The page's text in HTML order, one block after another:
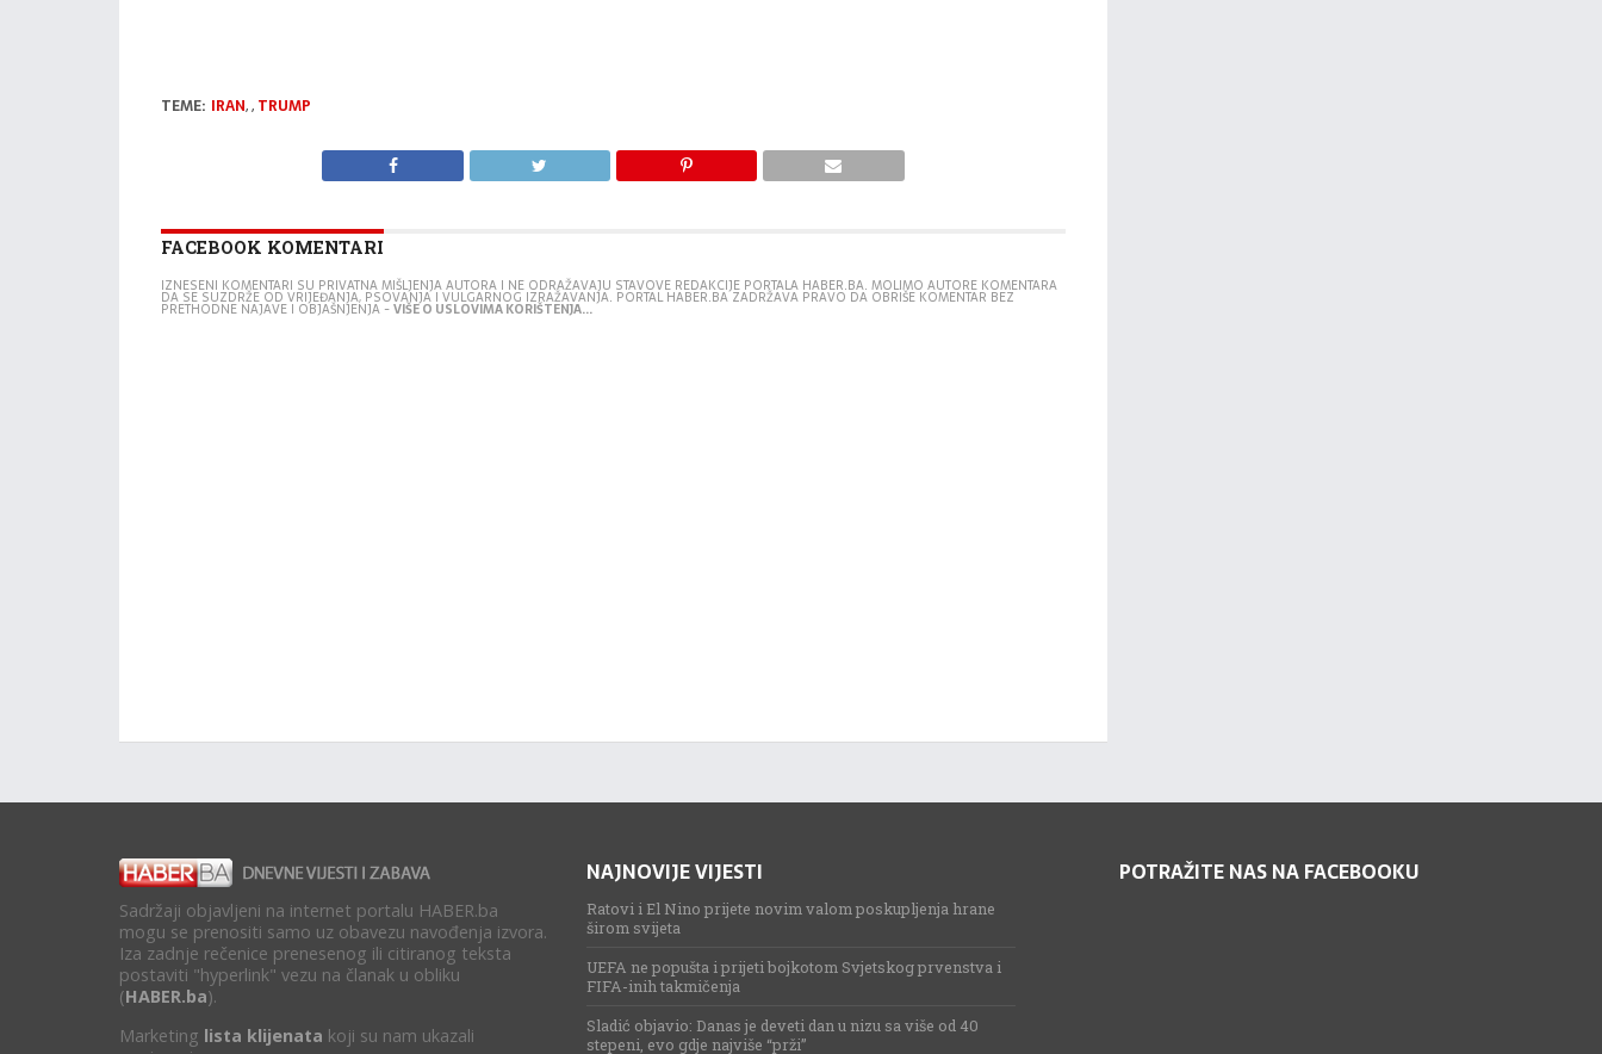
TEME: IRAN,, TRUMP
FACEBOOK KOMENTARI
IZNESENI KOMENTARI SU PRIVATNA MIŠLJENJA AUTORA I NE ODRAŽAVAJU STAVOVE REDAKCIJE PORTALA HABER.BA. MOLIMO AUTORE KOMENTARA
DA SE SUZDRŽE OD VRIJEĐANJA, PSOVANJA I VULGARNOG IZRAŽAVANJA. PORTAL HABER.BA ZADRŽAVA PRAVO DA OBRIŠE KOMENTAR BEZ
PRETHODNE NAJAVE I OBJAŠNJENJA -VIŠE O USLOVIMA KORIŠTENJA...
Sadržaji objavljeni na internet portalu HABER.ba
mogu se prenositi samo uz obavezu navođenja izvora.
Iza zadnje rečenice prenesenog ili citiranog teksta
postaviti "hyperlink" vezu na članak u obliku
(HABER.ba).
Marketing lista klijenata koji su nam ukazali
NAJNOVIJE VIJESTI
Ratovi i El Nino prijete novim valom poskupljenja hrane
širom svijeta
UEFA ne popušta i prijeti bojkotom Svjetskog prvenstva i
FIFA-inih takmičenja
Sladić objavio: Danas je deveti dan u nizu sa više od 40
stepeni, evo gdje najviše “prži”
POTRAŽITE NAS NA FACEBOOKU